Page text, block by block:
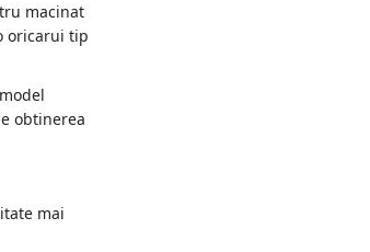
macinat
oricarui tip
obtinerea
mai